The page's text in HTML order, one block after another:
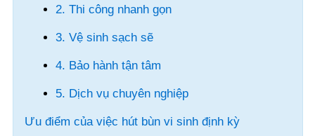
2. Thi công nhanh gọn
3. Vệ sinh sạch sẽ
4. Bảo hành tận tâm
5. Dịch vụ chuyên nghiệp
Ưu điểm của việc hút bùn vi sinh định kỳ